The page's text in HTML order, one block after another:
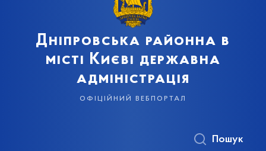
Дніпровська районна в
місті Києві державна
адміністрація
офіційний вебпортал
Пошук